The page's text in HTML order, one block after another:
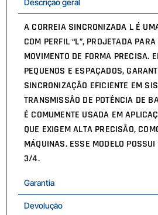
Descrição geral
A CORREIA SINCRONIZADA L É
COM PERFIL “L”, PROJETADA
MOVIMENTO DE FORMA PRECISA.
PEQUENOS E ESPAÇADOS,
SINCRONIZAÇÃO EFICIENTE EM
TRANSMISSÃO DE POTÊNCIA DE
É COMUMENTE USADA EM
QUE EXIGEM ALTA PRECISÃO,
MÁQUINAS. ESSE MODELO
3/4.
Garantia
Devolução